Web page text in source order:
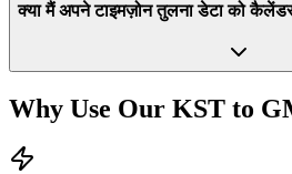
क्या मैं अपने टाइमज़ोन तुलना डेटा को
Why Use Our KST to